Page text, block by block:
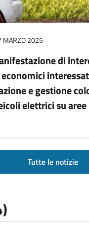
MARZO 2025
di
e gestione
elettrici su
Tutte le notizie